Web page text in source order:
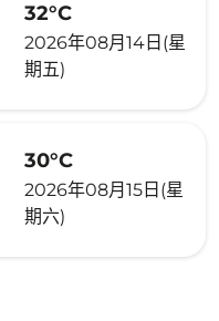
32°C
2026年08月14日(星
期五)
30°C
2026年08月15日(星
期六)